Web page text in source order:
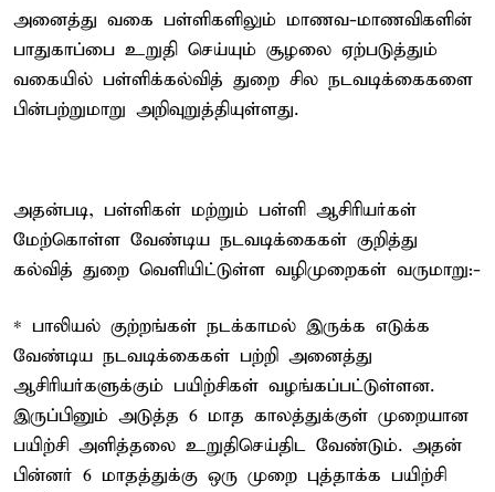
அனைத்து வகை பள்ளிகளிலும் மாணவ-மாணவிகளின்
பாதுகாப்பை உறுதி செய்யும் சூழலை ஏற்படுத்தும்
வகையில் பள்ளிக்கல்வித் துறை சில நடவடிக்கைகளை
பின்பற்றுமாறு அறிவுறுத்தியுள்ளது.
அதன்படி, பள்ளிகள் மற்றும் பள்ளி ஆசிரியர்கள்
மேற்கொள்ள வேண்டிய நடவடிக்கைகள் குறித்து
கல்வித் துறை வெளியிட்டுள்ள வழிமுறைகள் வருமாறு:-
* பாலியல் குற்றங்கள் நடக்காமல் இருக்க எடுக்க
வேண்டிய நடவடிக்கைகள் பற்றி அனைத்து
ஆசிரியர்களுக்கும் பயிற்சிகள் வழங்கப்பட்டுள்ளன.
இருப்பினும் அடுத்த 6 மாத காலத்துக்குள் முறையான
பயிற்சி அளித்தலை உறுதிசெய்திட வேண்டும். அதன்
பின்னர் 6 மாதத்துக்கு ஒரு முறை புத்தாக்க பயிற்சி